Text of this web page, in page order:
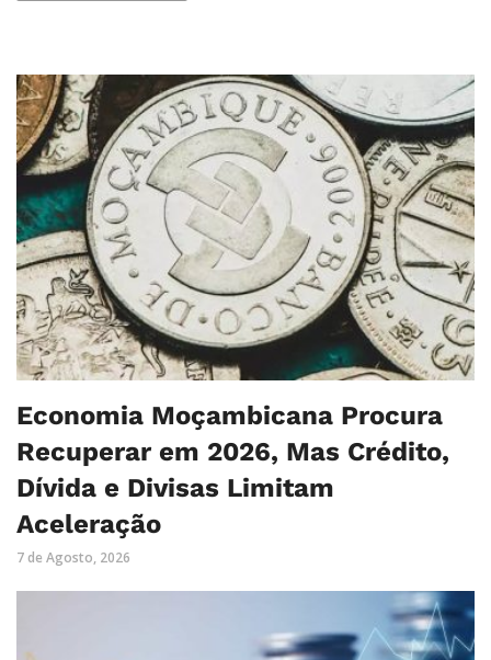
Economia Moçambicana Procura
Recuperar em 2026, Mas Crédito,
Dívida e Divisas Limitam
Aceleração
7 de Agosto, 2026